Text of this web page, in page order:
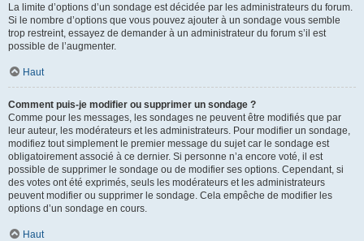
La limite d’options d’un sondage est décidée par les administrateurs du forum.
Si le nombre d’options que vous pouvez ajouter à un sondage vous semble
trop restreint, essayez de demander à un administrateur du forum s’il est
possible de l’augmenter.
Haut
Comment puis-je modifier ou supprimer un sondage ?
Comme pour les messages, les sondages ne peuvent être modifiés que par
leur auteur, les modérateurs et les administrateurs. Pour modifier un sondage,
modifiez tout simplement le premier message du sujet car le sondage est
obligatoirement associé à ce dernier. Si personne n’a encore voté, il est
possible de supprimer le sondage ou de modifier ses options. Cependant, si
des votes ont été exprimés, seuls les modérateurs et les administrateurs
peuvent modifier ou supprimer le sondage. Cela empêche de modifier les
options d’un sondage en cours.
Haut